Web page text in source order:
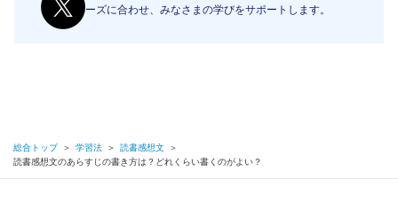
ーズに合わせ、みなさまの学びをサポートします。
総合トップ ＞ 学習法 ＞ 読書感想文
＞
読書感想文のあらすじの書き方は？どれくらい書くのがよい？